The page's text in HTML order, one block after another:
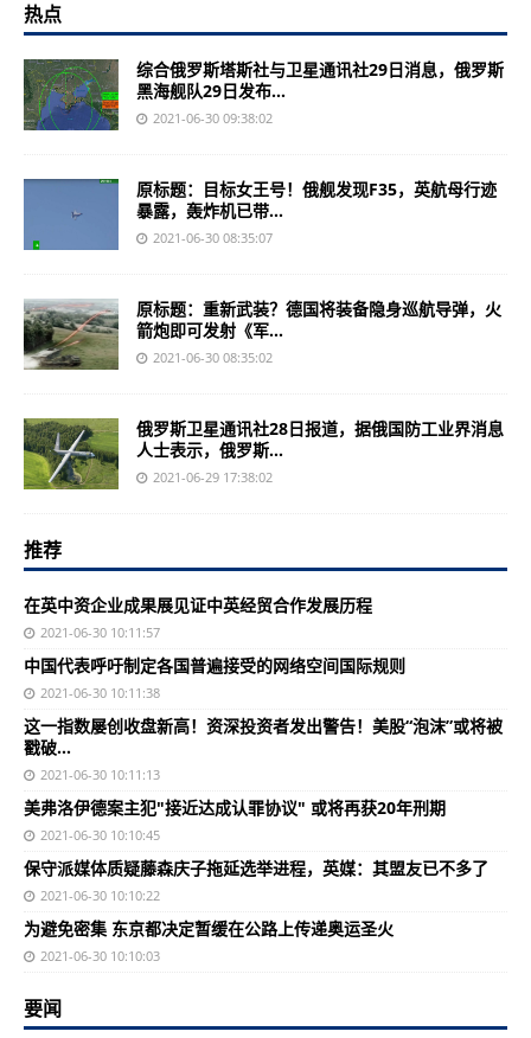
热点
综合俄罗斯塔斯社与卫星通讯社29日消息，俄罗斯
黑海舰队29日发布...
2021-06-30 09:38:02
原标题：目标女王号！俄舰发现F35，英航母行迹
暴露，轰炸机已带...
2021-06-30 08:35:07
原标题：重新武装？德国将装备隐身巡航导弹，火
箭炮即可发射《军...
2021-06-30 08:35:02
俄罗斯卫星通讯社28日报道，据俄国防工业界消息
人士表示，俄罗斯...
2021-06-29 17:38:02
推荐
在英中资企业成果展见证中英经贸合作发展历程
2021-06-30 10:11:57
中国代表呼吁制定各国普遍接受的网络空间国际规则
2021-06-30 10:11:38
这一指数屡创收盘新高！资深投资者发出警告！美股“泡沫”或将被
戳破…
2021-06-30 10:11:13
美弗洛伊德案主犯"接近达成认罪协议" 或将再获20年刑期
2021-06-30 10:10:45
保守派媒体质疑藤森庆子拖延选举进程，英媒：其盟友已不多了
2021-06-30 10:10:22
为避免密集 东京都决定暂缓在公路上传递奥运圣火
2021-06-30 10:10:03
要闻